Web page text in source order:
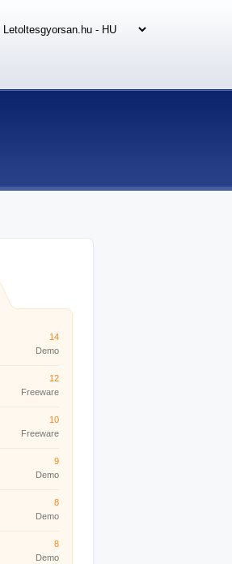
14
Demo
12
Freeware
10
Freeware
9
Demo
8
Demo
8
Demo